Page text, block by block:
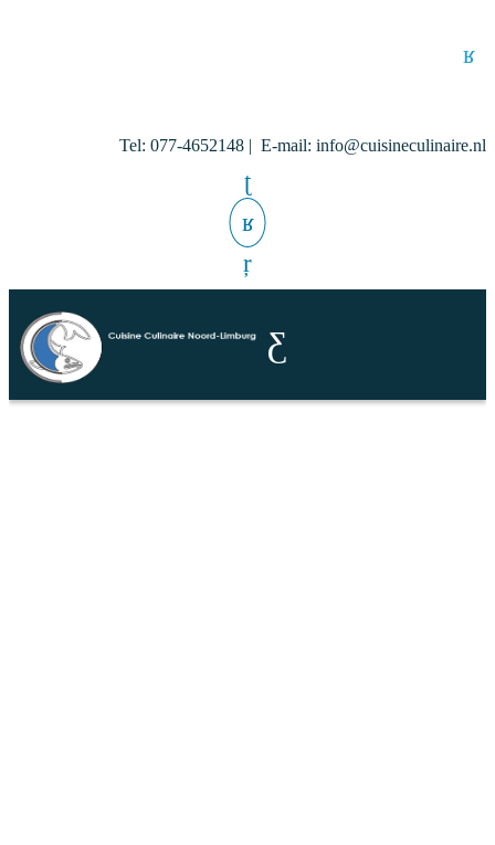
Tel: 077-4652148 | E-mail: info@cuisineculinaire.nl